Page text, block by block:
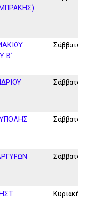
Β΄
Σάββατο
Σάββατο
Σάββατο
Σάββατο
Κυριακή